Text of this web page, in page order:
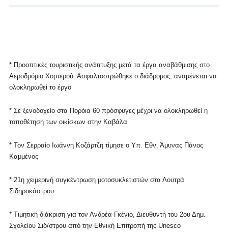
* Προοπτικές τουριστικής ανάπτυξης μετά τα έργα αναβάθμισης στο
Αεροδρόμιο Χορτερού. Ασφαλτοστρώθηκε ο διάδρομος, αναμένεται να
ολοκληρωθεί το έργο
* Σε ξενοδοχείο στα Πορόια 60 πρόσφυγες μέχρι να ολοκληρωθεί η
τοποθέτηση των οικίσκων στην Καβάλα
* Τον Σερραίο Ιωάννη Κοζάρτζη τίμησε ο Υπ. Εθν. Άμυνας Πάνος
Καμμένος
* 21η χειμερινή συγκέντρωση μοτοσυκλετιστών στα Λουτρά
Σιδηροκάστρου
* Τιμητική διάκριση για τον Ανδρέα Γκένιο, Διευθυντή του 2ου Δημ.
Σχολείου Σιδ/στρου από την Εθνική Επιτροπή της Unesco